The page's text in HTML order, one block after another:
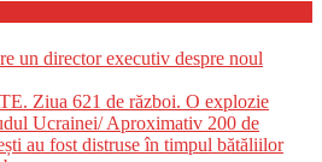
un director executiv despre noul
Ziua 621 de război. O explozie
Ucrainei/ Aproximativ 200 de
au fost distruse în timpul bătăliilor